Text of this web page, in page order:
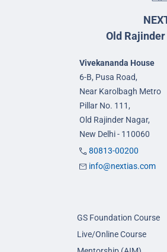
Old
Vivekananda House
6-B, Pusa Road,
Near Karolbagh Metro
Pillar No. 111,
Old Rajinder Nagar,
New Delhi - 110060
80813-00200
info@nextias.com
GS Foundation Course
Live/Online Course